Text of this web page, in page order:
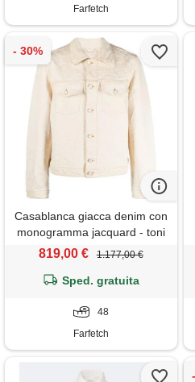
Farfetch
Casablanca giacca denim con
monogramma jacquard - toni
neutri
819,00 € 1.177,00 €
Sped. gratuita
48
Farfetch